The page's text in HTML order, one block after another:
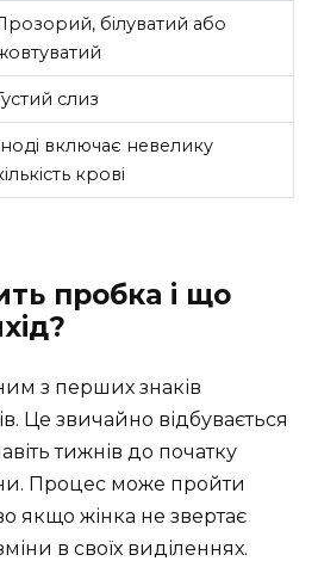
білуватий або
слиз
включає невелику
крові
пробка і що
з перших знаків
Це звичайно відбувається
тижнів до початку
Процес може пройти
якщо жінка не звертає
в своїх виділеннях.